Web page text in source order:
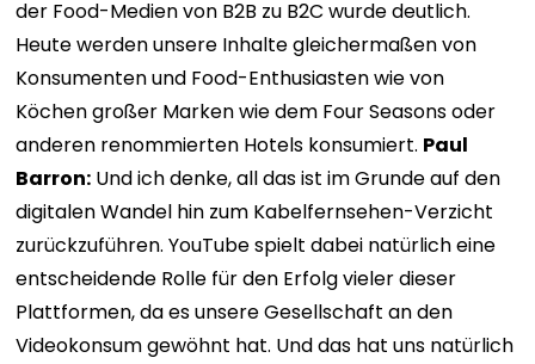
der Food-Medien von B2B zu B2C wurde deutlich.
Heute werden unsere Inhalte gleichermaßen von
Konsumenten und Food-Enthusiasten wie von
Köchen großer Marken wie dem Four Seasons oder
anderen renommierten Hotels konsumiert. Paul
Barron: Und ich denke, all das ist im Grunde auf den
digitalen Wandel hin zum Kabelfernsehen-Verzicht
zurückzuführen. YouTube spielt dabei natürlich eine
entscheidende Rolle für den Erfolg vieler dieser
Plattformen, da es unsere Gesellschaft an den
Videokonsum gewöhnt hat. Und das hat uns natürlich